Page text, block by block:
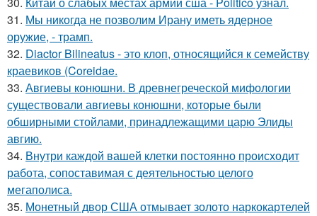
31. Мы никогда не позволим Ирану иметь ядерное
оружие, - трамп.
32. Diactor Bilineatus - это клоп, относящийся к семейству
краевиков (Coreidae.
33. Авгиевы конюшни. В древнегреческой мифологии
существовали авгиевы конюшни, которые были
обширными стойлами, принадлежащими царю Элиды
авгию.
34. Внутри каждой вашей клетки постоянно происходит
работа, сопоставимая с деятельностью целого
мегаполиса.
35. Монетный двор США отмывает золото наркокартелей